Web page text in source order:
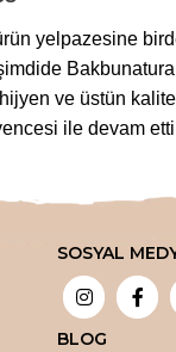
yelpazesine
ve üstün kalite
ile devam
,taptaze
aktarda aradığınız
ile sipariş
SOSYAL
BLOG